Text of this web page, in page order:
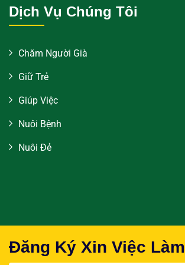
Dịch Vụ Chúng Tôi
Chăm Người Già
Giữ Trẻ
Giúp Việc
Nuôi Bệnh
Nuôi Đẻ
Đăng Ký Xin Việc Làm